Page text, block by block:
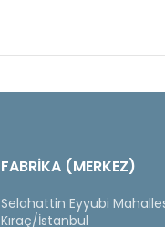
FABRİKA (MERKEZ)
Selahattin Eyyubi
Kıraç/İstanbul